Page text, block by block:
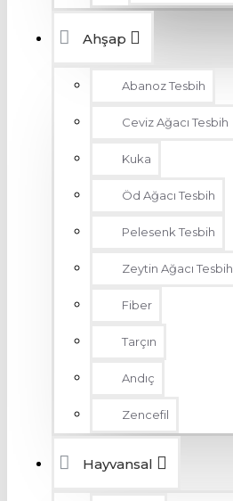
Ahşap
Abanoz Tesbih
Ceviz Ağacı Tesbih
Kuka
Öd Ağacı Tesbih
Pelesenk Tesbih
Zeytin Ağacı Tesbih
Fiber
Tarçın
Andıç
Zencefil
Hayvansal